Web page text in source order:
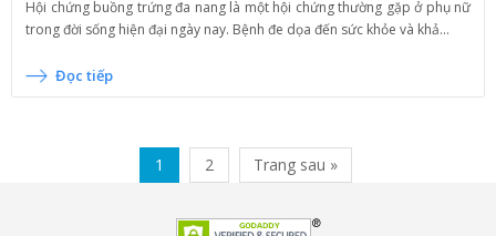
Hội chứng buồng trứng đa nang là một hội chứng thường gặp ở phụ nữ
trong đời sống hiện đại ngày nay. Bệnh đe dọa đến sức khỏe và khả...
Đọc tiếp
1 2 Trang sau »